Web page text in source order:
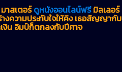
าสเตอร์ดูหนังออนไลน์ฟรีมิลเลอร์
งความประทับใจให้คิง เธอสัญญากับ
เงิน อิมป์ก็ตกลงกับปีศาจ